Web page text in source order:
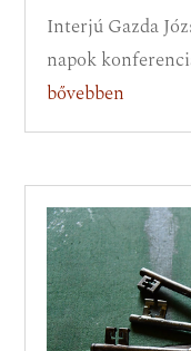
Interjú Gazda
napok
bővebben